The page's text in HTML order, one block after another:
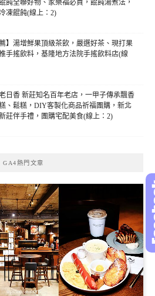
飩全聯好物、家樂福必買，餛飩湯煮法，
凍餛飩(線上：2)
】湯增鮮果頂級茶飲，嚴選好茶、現打果
手搖飲料，基隆地方法院手搖飲料店(線
日香 新莊知名百年老店，一甲子傳承飄香
、鬆糕，DIY客製化商品祈福團購，新北
莊伴手禮，團購宅配美食(線上：2)
GA4熱門文章